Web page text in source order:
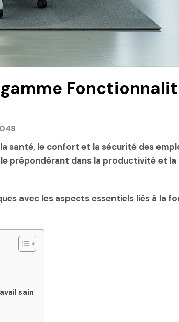
santé, le confort et la sécurité des
prépondérant dans la productivité et la
avec les aspects essentiels liés à la
sain